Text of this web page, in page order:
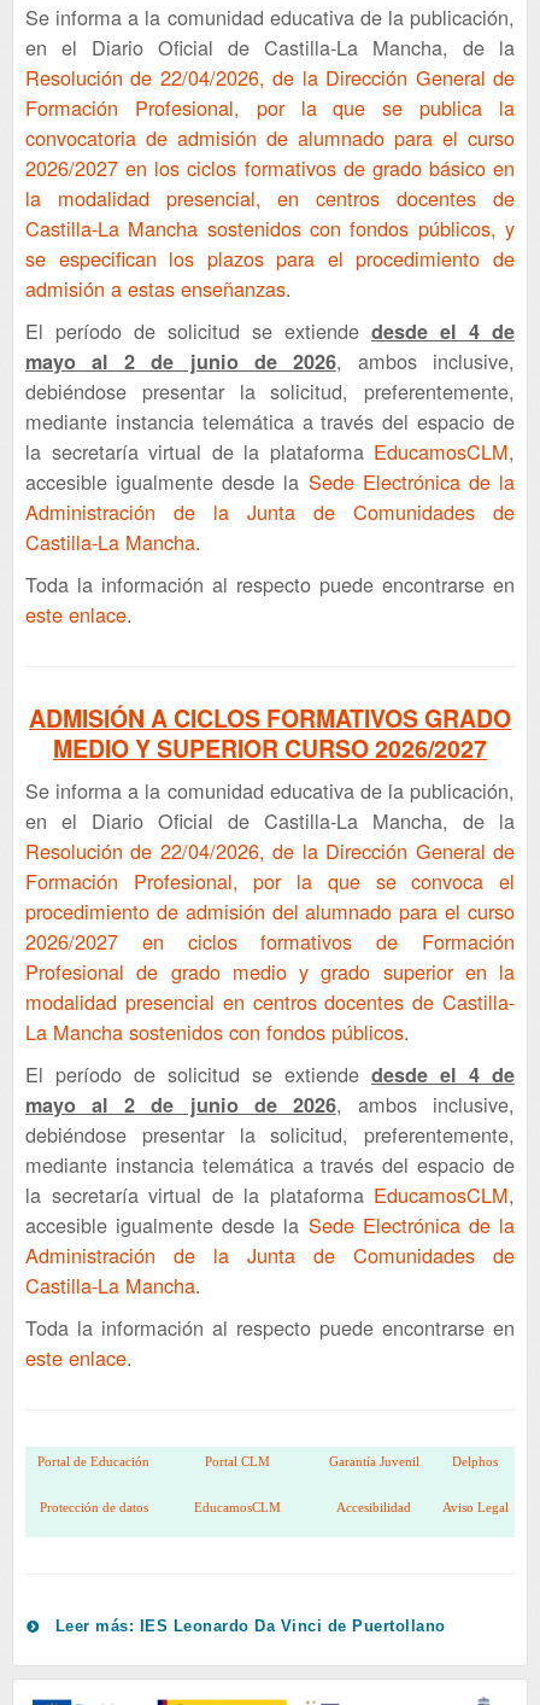
Se informa a la comunidad educativa de la publicación,
en el Diario Oficial de Castilla-La Mancha, de la
Resolución de 22/04/2026, de la Dirección General de
Formación Profesional, por la que se publica la
convocatoria de admisión de alumnado para el curso
2026/2027 en los ciclos formativos de grado básico en
la modalidad presencial, en centros docentes de
Castilla-La Mancha sostenidos con fondos públicos, y
se especifican los plazos para el procedimiento de
admisión a estas enseñanzas.
El período de solicitud se extiende desde el 4 de
mayo al 2 de junio de 2026, ambos inclusive,
debiéndose presentar la solicitud, preferentemente,
mediante instancia telemática a través del espacio de
la secretaría virtual de la plataforma EducamosCLM,
accesible igualmente desde la Sede Electrónica de la
Administración de la Junta de Comunidades de
Castilla-La Mancha.
Toda la información al respecto puede encontrarse en
este enlace.
ADMISIÓN A CICLOS FORMATIVOS GRADO
MEDIO Y SUPERIOR CURSO 2026/2027
Se informa a la comunidad educativa de la publicación,
en el Diario Oficial de Castilla-La Mancha, de la
Resolución de 22/04/2026, de la Dirección General de
Formación Profesional, por la que se convoca el
procedimiento de admisión del alumnado para el curso
2026/2027 en ciclos formativos de Formación
Profesional de grado medio y grado superior en la
modalidad presencial en centros docentes de Castilla-
La Mancha sostenidos con fondos públicos.
El período de solicitud se extiende desde el 4 de
mayo al 2 de junio de 2026, ambos inclusive,
debiéndose presentar la solicitud, preferentemente,
mediante instancia telemática a través del espacio de
la secretaría virtual de la plataforma EducamosCLM,
accesible igualmente desde la Sede Electrónica de la
Administración de la Junta de Comunidades de
Castilla-La Mancha.
Toda la información al respecto puede encontrarse en
este enlace.
Portal de Educación Portal CLM Garantía Juvenil Delphos
Protección de datos EducamosCLM Accesibilidad Aviso Legal
Leer más: IES Leonardo Da Vinci de Puertollano